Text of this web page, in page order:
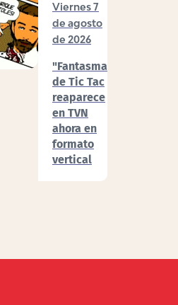
Viernes 7
de agosto
de 2026
"Fantasma"
de Tic Tac
reaparece
en TVN
ahora en
formato
vertical